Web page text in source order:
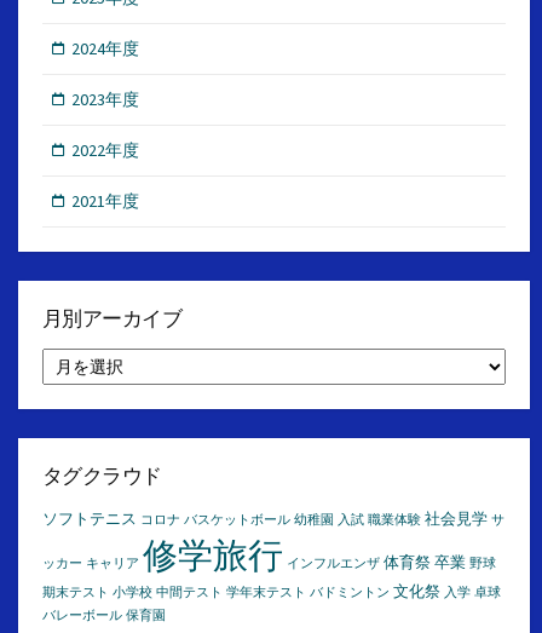
2024年度
2023年度
2022年度
2021年度
月別アーカイブ
別
ア
イ
タグクラウド
ソフトテニス コロナ バスケットボール 幼稚園 入試 職業体験 社会見学 サ
ッカー キャリア 修学旅行 インフルエンザ 体育祭 卒業 野球
期末テスト 小学校 中間テスト 学年末テスト バドミントン 文化祭 入学 卓球
バレーボール 保育園